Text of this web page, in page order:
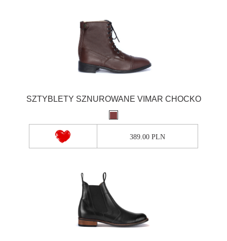
SZTYBLETY SZNUROWANE VIMAR CHOCKO
389.00 PLN